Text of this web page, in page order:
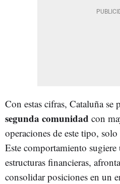
Con estas cifras, Cataluña se
segunda comunidad con
operaciones de este tipo,
Este comportamiento
estructuras financieras,
consolidar posiciones en un